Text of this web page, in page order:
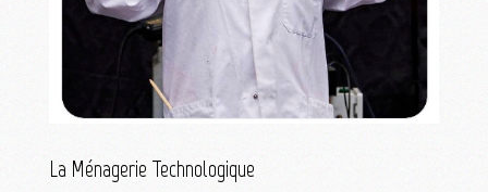
La Ménagerie Technologique